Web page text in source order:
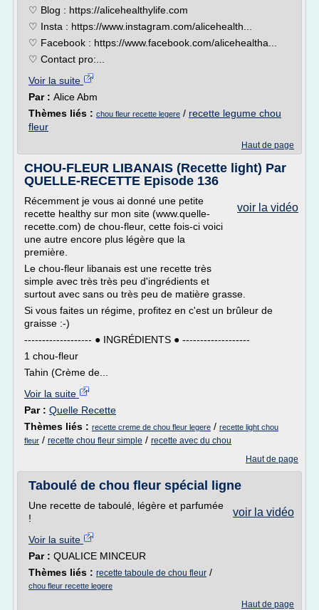
♡ Blog : https://alicehealthylife.com
♡ Insta : https://www.instagram.com/alicehealth...
♡ Facebook : https://www.facebook.com/alicehealtha...
♡ Contact pro:...
Voir la suite
Par : Alice Abm
Thèmes liés : chou fleur recette legere / recette legume chou
fleur
Haut de page
CHOU-FLEUR LIBANAIS (Recette light) Par
QUELLE-RECETTE Episode 136
voir la vidéo
Récemment je vous ai donné une petite
recette healthy sur mon site (www.quelle-
recette.com) de chou-fleur, cette fois-ci voici
une autre encore plus légère que la
première.
Le chou-fleur libanais est une recette très
simple avec très très peu d'ingrédients et
surtout avec sans ou très peu de matière grasse.
Si vous faites un régime, profitez en c'est un brûleur de
graisse :-)
------------------- ● INGRÉDIENTS ● -------------------
1 chou-fleur
Tahin (Crème de...
Voir la suite
Par : Quelle Recette
Thèmes liés : recette creme de chou fleur legere / recette light chou
fleur / recette chou fleur simple / recette avec du chou
Haut de page
Taboulé de chou fleur spécial ligne
voir la vidéo
Une recette de taboulé, légère et parfumée
!
Voir la suite
Par : QUALICE MINCEUR
Thèmes liés : recette taboule de chou fleur /
chou fleur recette legere
Haut de page